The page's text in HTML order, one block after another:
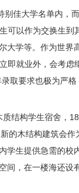
佳大学名单内，
可以作为交换生
大学等。作为世界
即就业外，会考
取要求也极为严
结构学生宿舍，
的木结构建筑会
学生提供急需的校
，在一楼海还设